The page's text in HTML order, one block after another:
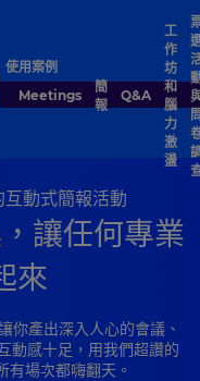
使用案例
Meetings
簡
報
Q&A
工
作
坊
和
腦
力
激
盪
動式簡報活動
讓任何專業
來
產出深入人心的會議、
動感十足，用我們超讚的
有場次都嗨翻天。